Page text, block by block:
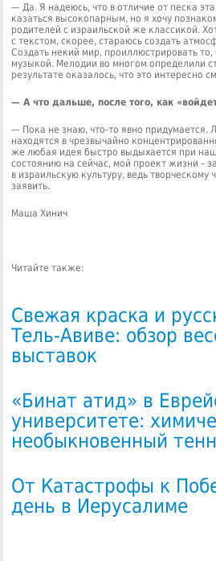
— Да. Я надеюсь, что в отличие от песка
казаться высокопарным, но я хочу
родителей с израильской же классикой.
с текстом, скорее, стараюсь создать
Создать некий мир, проиллюстрировать то,
музыкой. Мелодии во многом определили
результате оказалось, что это интересно
— А что дальше, после того, как
— Пока не знаю, что-то явно придумается.
находятся в чрезвычайно
же любая идея быстро выдыхается при
состоянию на сейчас, мой проект жизни –
в израильскую культуру, ведь творческому
заявить.
Маша Хинич
Читайте также:
Свежая краска и
Тель-Авиве: обзор
выставок
«Бинат атид» в
университете:
необыкновенный
От Катастрофы к
день в Иерусалиме